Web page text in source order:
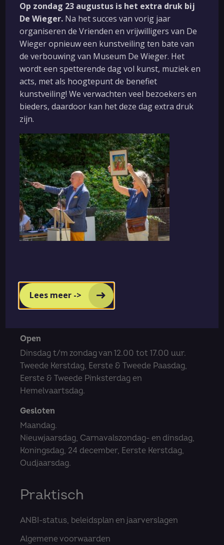
Menu
Home
Bezoek ons
Museum
Vrienden
Activiteiten
Educatie
Contact
Contactgegevens
De Wieger
Oude Liesselseweg 29
5751 WN Deurne
Open
Dinsdag t/m zondag van 12.00 tot 17.00 uur.
Tweede Kerstdag, Eerste & Tweede Paasdag,
Eerste & Tweede Pinksterdag en
Hemelvaartsdag.
Gesloten
Maandag.
Nieuwjaarsdag, Carnavalszondag- en dinsdag,
Koningsdag, 24 december, Eerste Kerstdag,
Oudjaarsdag.
Praktisch
ANBI-status, beleidsplan en jaarverslagen
Algemene voorwaarden
Op zondag 23 augustus is het extra druk bij
De Wieger. Na het succes van vorig jaar
organiseren de Vrienden en vrijwilligers van De
Wieger opnieuw een kunstveiling ten bate van
de verbouwing van Museum De Wieger. Het
wordt een spetterende dag vol kunst, muziek en
acts, met als hoogtepunt de benefiet
kunstveiling! We verwachten veel bezoekers en
bieders, daardoor kan het deze dag extra druk
zijn.
Lees meer ->